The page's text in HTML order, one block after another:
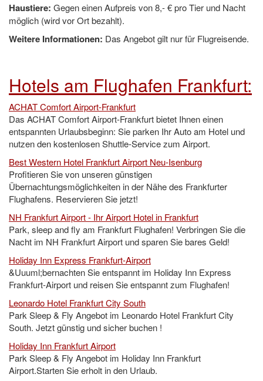
Haustiere: Gegen einen Aufpreis von 8,- € pro Tier und Nacht
möglich (wird vor Ort bezahlt).
Weitere Informationen: Das Angebot gilt nur für Flugreisende.
Hotels am Flughafen Frankfurt:
ACHAT Comfort Airport-Frankfurt
Das ACHAT Comfort Airport-Frankfurt bietet Ihnen einen
entspannten Urlaubsbeginn: Sie parken Ihr Auto am Hotel und
nutzen den kostenlosen Shuttle-Service zum Airport.
Best Western Hotel Frankfurt Airport Neu-Isenburg
Profitieren Sie von unseren günstigen
Übernachtungsmöglichkeiten in der Nähe des Frankfurter
Flughafens. Reservieren Sie jetzt!
NH Frankfurt Airport - Ihr Airport Hotel in Frankfurt
Park, sleep and fly am Frankfurt Flughafen! Verbringen Sie die
Nacht im NH Frankfurt Airport und sparen Sie bares Geld!
Holiday Inn Express Frankfurt-Airport
&Uuuml;bernachten Sie entspannt im Holiday Inn Express
Frankfurt-Airport und reisen Sie entspannt zum Flughafen!
Leonardo Hotel Frankfurt City South
Park Sleep & Fly Angebot im Leonardo Hotel Frankfurt City
South. Jetzt günstig und sicher buchen !
Holiday Inn Frankfurt Airport
Park Sleep & Fly Angebot im Holiday Inn Frankfurt
Airport.Starten Sie erholt in den Urlaub.